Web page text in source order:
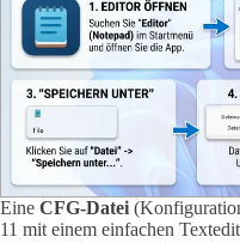
Eine CFG-Datei
11 mit einem einfachen